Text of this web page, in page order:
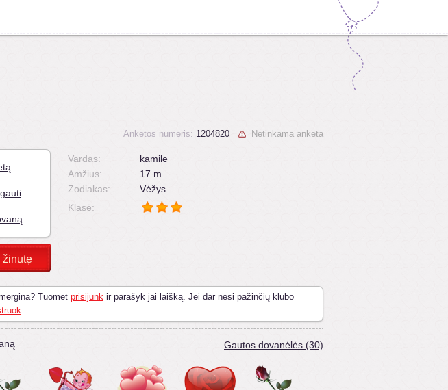
žinutę
Anketos numeris: 1204820 Netinkama anketa
Vardas:
kamile
Amžius:
17 m.
Zodiakas:
Vėžys
Klasė:
Tuomet prisijunk ir parašyk jai laišką. Jei dar nesi pažinčių klubo
.
Gautos dovanėlės (30)